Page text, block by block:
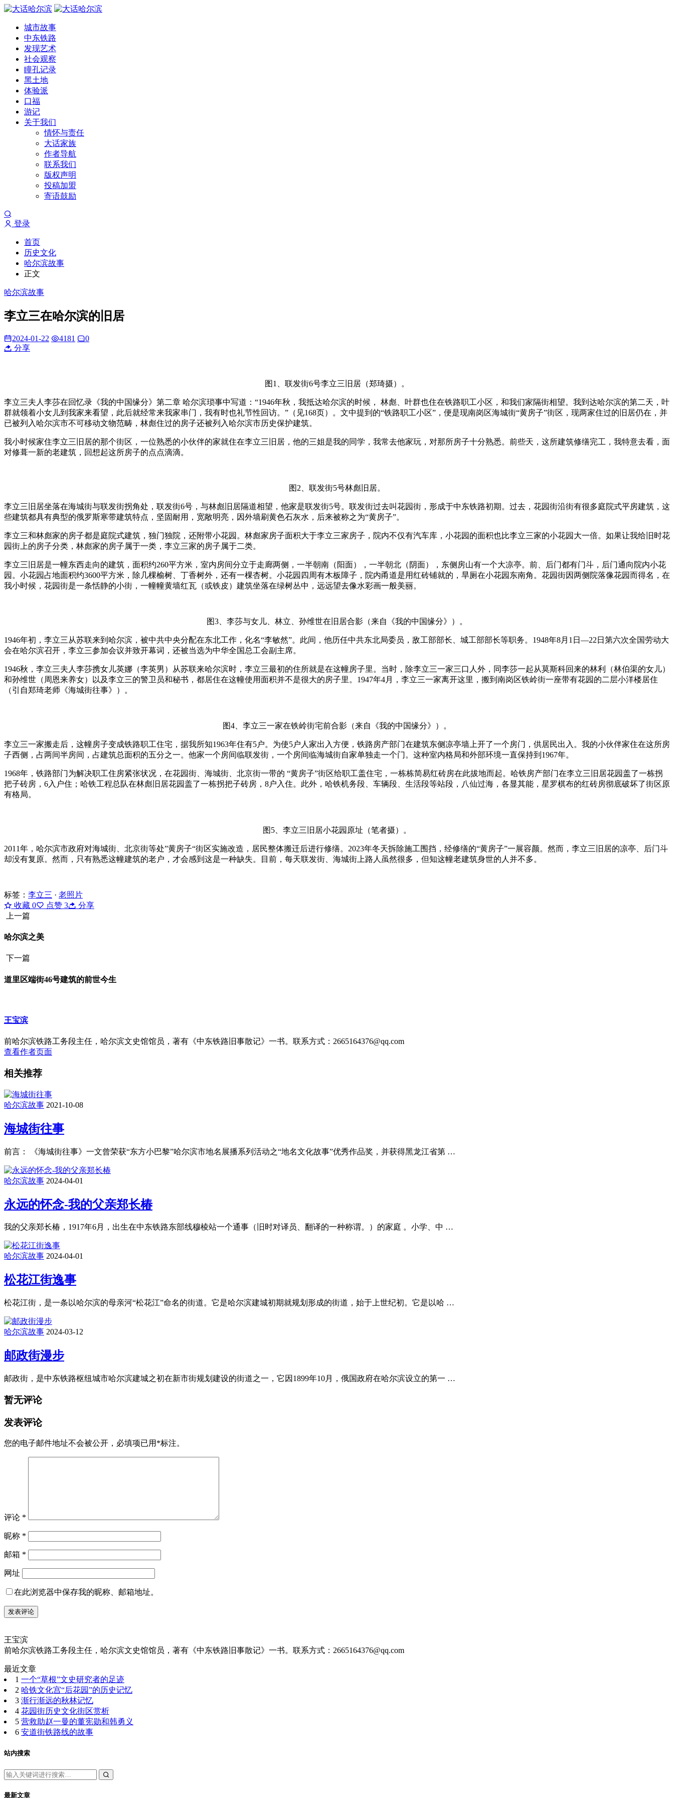
城市故事
中东铁路
发现艺术
社会观察
瞳孔记录
黑土地
体验派
口福
游记
关于我们
情怀与责任
大话家族
作者导航
联系我们
版权声明
投稿加盟
寄语鼓励
登录
首页
历史文化
哈尔滨故事
正文
哈尔滨故事
李立三在哈尔滨的旧居
2024-01-22 4181
0
分享
图1、联发街6号李立三旧居（郑琦摄）。
李立三夫人李莎在回忆录《我的中国缘分》第二章 哈尔滨琐事中写道：“1946年秋，我抵达哈尔滨的时候， 林彪、叶群也住在铁路职工小区，和我们家隔街相望。我到达哈尔滨的第二天，叶
群就领着小女儿到我家来看望，此后就经常来我家串门，我有时也礼节性回访。”（见168页）。文中提到的“铁路职工小区”，便是现南岗区海城街“黄房子”街区，现两家住过的旧居仍在，并
已被列入哈尔滨市不可移动文物范畴，林彪住过的房子还被列入哈尔滨市历史保护建筑。
我小时候家住李立三旧居的那个街区，一位熟悉的小伙伴的家就住在李立三旧居，他的三姐是我的同学，我常去他家玩，对那所房子十分熟悉。前些天，这所建筑修缮完工，我特意去看，面
对修葺一新的老建筑，回想起这所房子的点点滴滴。
图2、联发街5号林彪旧居。
李立三旧居坐落在海城街与联发街拐角处，联发街6号，与林彪旧居隔道相望，他家是联发街5号。联发街过去叫花园街，形成于中东铁路初期。过去，花园街沿街有很多庭院式平房建筑，这
些建筑都具有典型的俄罗斯寒带建筑特点，坚固耐用，宽敞明亮，因外墙刷黄色石灰水，后来被称之为“黄房子”。
李立三和林彪家的房子都是庭院式建筑，独门独院，还附带小花园。林彪家房子面积大于李立三家房子，院内不仅有汽车库，小花园的面积也比李立三家的小花园大一倍。如果让我给旧时花
园街上的房子分类，林彪家的房子属于一类，李立三家的房子属于二类。
李立三旧居是一幢东西走向的建筑，面积约260平方米，室内房间分立于走廊两侧，一半朝南（阳面），一半朝北（阴面），东侧房山有一个大凉亭。前、后门都有门斗，后门通向院内小花
园。小花园占地面积约3600平方米，除几棵榆树、丁香树外，还有一棵杏树。小花园四周有木板障子，院内甬道是用红砖铺就的，旱厕在小花园东南角。花园街因两侧院落像花园而得名，在
我小时候，花园街是一条恬静的小街，一幢幢黄墙红瓦（或铁皮）建筑坐落在绿树丛中，远远望去像水彩画一般美丽。
图3、李莎与女儿、林立、孙维世在旧居合影（来自《我的中国缘分》）。
1946年初，李立三从苏联来到哈尔滨，被中共中央分配在东北工作，化名“李敏然”。此间，他历任中共东北局委员，敌工部部长、城工部部长等职务。1948年8月1日—22日第六次全国劳动大
会在哈尔滨召开，李立三参加会议并致开幕词，还被当选为中华全国总工会副主席。
1946秋，李立三夫人李莎携女儿英娜（李英男）从苏联来哈尔滨时，李立三最初的住所就是在这幢房子里。当时，除李立三一家三口人外，同李莎一起从莫斯科回来的林利（林伯渠的女儿）
和孙维世（周恩来养女）以及李立三的警卫员和秘书，都居住在这幢使用面积并不是很大的房子里。1947年4月，李立三一家离开这里，搬到南岗区铁岭街一座带有花园的二层小洋楼居住
（引自郑琦老师《海城街往事》）。
图4、李立三一家在铁岭街宅前合影（来自《我的中国缘分》）。
李立三一家搬走后，这幢房子变成铁路职工住宅，据我所知1963年住有5户。为使5户人家出入方便，铁路房产部门在建筑东侧凉亭墙上开了一个房门，供居民出入。我的小伙伴家住在这所房
子西侧，占两间半房间，占建筑总面积的五分之一。他家一个房间临联发街，一个房间临海城街自家单独走一个门。这种室内格局和外部环境一直保持到1967年。
1968年，铁路部门为解决职工住房紧张状况，在花园街、海城街、北京街一带的 “黄房子”街区给职工盖住宅，一栋栋简易红砖房在此拔地而起。哈铁房产部门在李立三旧居花园盖了一栋拐
把子砖房，6入户住；哈铁工程总队在林彪旧居花园盖了一栋拐把子砖房，8户入住。此外，哈铁机务段、车辆段、生活段等站段，八仙过海，各显其能，星罗棋布的红砖房彻底破坏了街区原
有格局。
图5、李立三旧居小花园原址（笔者摄）。
2011年，哈尔滨市政府对海城街、北京街等处”黄房子“街区实施改造，居民整体搬迁后进行修缮。2023年冬天拆除施工围挡，经修缮的“黄房子”一展容颜。然而，李立三旧居的凉亭、后门斗
却没有复原。然而，只有熟悉这幢建筑的老户，才会感到这是一种缺失。目前，每天联发街、海城街上路人虽然很多，但知这幢老建筑身世的人并不多。
标签： 李立三 · 老照片
收藏 0 点赞 3
分享
上一篇
哈尔滨之美
下一篇
道里区端街46号建筑的前世今生
王宝滨
前哈尔滨铁路工务段主任，哈尔滨文史馆馆员，著有《中东铁路旧事散记》一书。联系方式：2665164376@qq.com
查看作者页面
相关推荐
哈尔滨故事 2021-10-08
海城街往事
前言： 《海城街往事》一文曾荣获“东方小巴黎”哈尔滨市地名展播系列活动之“地名文化故事”优秀作品奖，并获得黑龙江省第 …
哈尔滨故事 2024-04-01
永远的怀念-我的父亲郑长椿
我的父亲郑长椿，1917年6月，出生在中东铁路东部线穆棱站一个通事（旧时对译员、翻译的一种称谓。）的家庭 。小学、中 …
哈尔滨故事 2024-04-01
松花江街逸事
松花江街，是一条以哈尔滨的母亲河“松花江”命名的街道。它是哈尔滨建城初期就规划形成的街道，始于上世纪初。它是以哈 …
哈尔滨故事 2024-03-12
邮政街漫步
邮政街，是中东铁路枢纽城市哈尔滨建城之初在新市街规划建设的街道之一，它因1899年10月，俄国政府在哈尔滨设立的第一 …
暂无评论
发表评论
您的电子邮件地址不会被公开， 必填项已用 *标注。
评论 *
昵称 *
邮箱 *
网址
在此浏览器中保存我的昵称、邮箱地址。
王宝滨
前哈尔滨铁路工务段主任，哈尔滨文史馆馆员，著有《中东铁路旧事散记》一书。联系方式：2665164376@qq.com
最近文章
1 一个“草根”文史研究者的足迹
2 哈铁文化宫“后花园”的历史记忆
3 渐行渐远的秋林记忆
4 花园街历史文化街区赏析
5 营救助赵一曼的董宪勋和韩勇义
6 安道街铁路线的故事
站内搜索
最新文章